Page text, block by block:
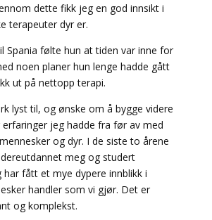
dette fikk jeg en god innsikt i
terapeuter dyr er.
Spania følte hun at tiden var inne for
noen planer hun lenge hadde gått
ut på nettopp terapi.
lyst til, og ønske om å bygge videre
jeg hadde fra før av med
og dyr. I de siste to årene
meg og studert
har fått et mye dypere innblikk i
handler som vi gjør. Det er
og komplekst.